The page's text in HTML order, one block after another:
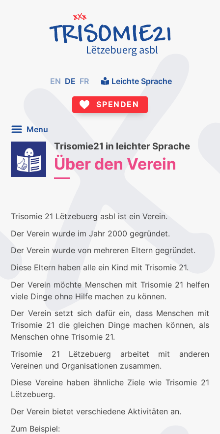
EN DE FR Leichte Sprache
SPENDEN
Menu
Trisomie21 in leichter Sprache
Über den Verein
Trisomie 21 Lëtzebuerg asbl ist ein Verein.
Der Verein wurde im Jahr 2000 gegründet.
Der Verein wurde von mehreren Eltern gegründet.
Diese Eltern haben alle ein Kind mit Trisomie 21.
Der Verein möchte Menschen mit Trisomie 21 helfen
viele Dinge ohne Hilfe machen zu können.
Der Verein setzt sich dafür ein, dass Menschen mit
Trisomie 21 die gleichen Dinge machen können, als
Menschen ohne Trisomie 21.
Trisomie 21 Lëtzebuerg arbeitet mit anderen
Vereinen und Organisationen zusammen.
Diese Vereine haben ähnliche Ziele wie Trisomie 21
Lëtzebuerg.
Der Verein bietet verschiedene Aktivitäten an.
Zum Beispiel: